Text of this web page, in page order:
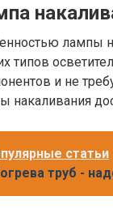
лампы
типов
и не
накаливания
статьи
труб -